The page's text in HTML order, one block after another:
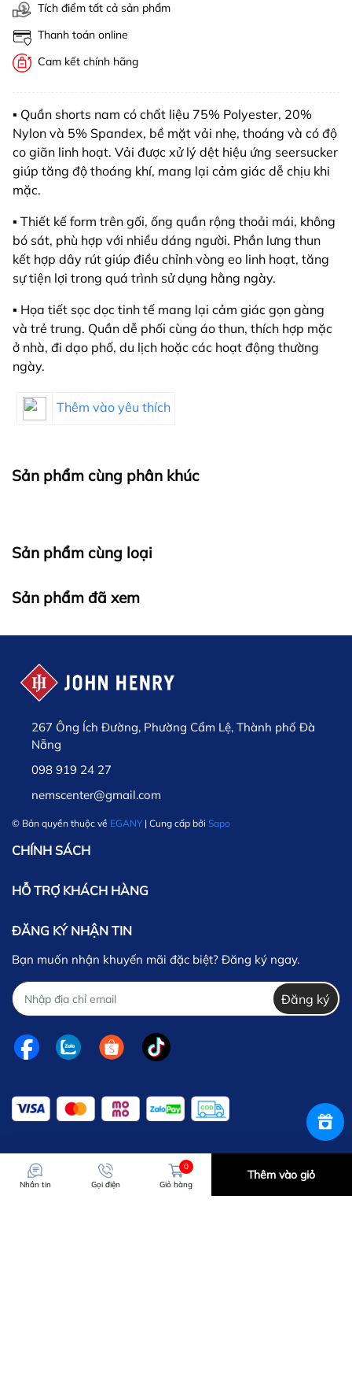
Tích điểm tất cả sản phẩm
Thanh toán online
Cam kết chính hãng
▪️ Quần shorts nam có chất liệu 75% Polyester, 20%
Nylon và 5% Spandex, bề mặt vải nhẹ, thoáng và có độ
co giãn linh hoạt. Vải được xử lý dệt hiệu ứng seersucker
giúp tăng độ thoáng khí, mang lại cảm giác dễ chịu khi
mặc.
▪️ Thiết kế form trên gối, ống quần rộng thoải mái, không
bó sát, phù hợp với nhiều dáng người. Phần lưng thun
kết hợp dây rút giúp điều chỉnh vòng eo linh hoạt, tăng
sự tiện lợi trong quá trình sử dụng hằng ngày.
▪️ Họa tiết sọc dọc tinh tế mang lại cảm giác gọn gàng
và trẻ trung. Quần dễ phối cùng áo thun, thích hợp mặc
ở nhà, đi dạo phố, du lịch hoặc các hoạt động thường
ngày.
Thêm vào yêu thích
Sản phẩm cùng phân khúc
Sản phẩm cùng loại
Sản phẩm đã xem
267 Ông Ích Đường, Phường Cẩm Lệ, Thành phố Đà
Nẵng
098 919 24 27
nemscenter@gmail.com
© Bản quyền thuộc về EGANY | Cung cấp bởi Sapo
CHÍNH SÁCH
HỖ TRỢ KHÁCH HÀNG
ĐĂNG KÝ NHẬN TIN
Bạn muốn nhận khuyến mãi đặc biệt? Đăng ký ngay.
Đăng ký
Nhắn tin Gọi điện
0
Giỏ hàng
Thêm vào giỏ